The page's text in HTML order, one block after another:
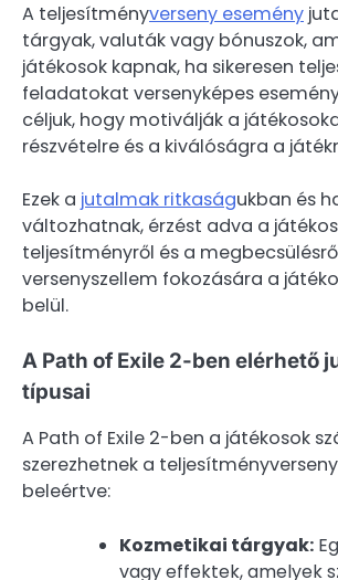
A teljesítményverseny esemény
tárgyak, valuták vagy bónuszok,
játékosok kapnak, ha sikeresen
feladatokat versenyképes
céljuk, hogy motiválják a
részvételre és a kiválóságra a
Ezek a jutalmak ritkaságukban és
változhatnak, érzést adva a
teljesítményről és a
versenyszellem fokozására a
belül.
A Path of Exile 2-ben elérhető
típusai
A Path of Exile 2-ben a játékosok
szerezhetnek a
beleértve:
Kozmetikai tárgyak:
vagy effektek, amelyek